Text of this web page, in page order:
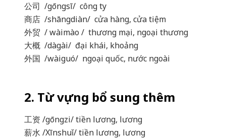
公司 /gōngsī/ công ty
商店 /shāngdiàn/ cửa hàng, cửa tiệm
外贸 / wàimào / thương mại, ngoại thương
大概 /dàgài/ đại khái, khoảng
外国 /wàiguó/ ngoại quốc, nước ngoài
2. Từ vựng bổ sung thêm
工资 /gōngzi/ tiền lương, lương
薪水 /Xīnshuǐ/ tiền lương, lương